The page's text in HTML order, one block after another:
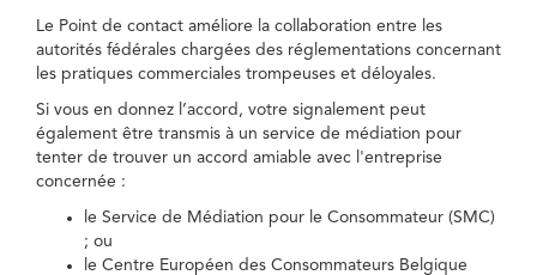
Le Point de contact améliore la collaboration entre les
autorités fédérales chargées des réglementations concernant
les pratiques commerciales trompeuses et déloyales.
Si vous en donnez l’accord, votre signalement peut
également être transmis à un service de médiation pour
tenter de trouver un accord amiable avec l'entreprise
concernée :
le Service de Médiation pour le Consommateur (SMC)
; ou
le Centre Européen des Consommateurs Belgique